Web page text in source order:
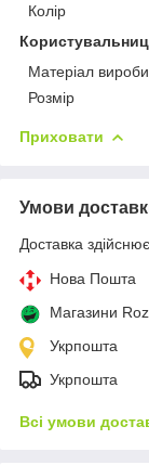
Колір
Матеріал вироби
Розмір
Приховати
Умови
Доставка
Нова Пошта
Магазини
Укрпошта
Укрпошта
Всі умови